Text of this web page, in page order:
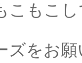
こもこ
ズをお